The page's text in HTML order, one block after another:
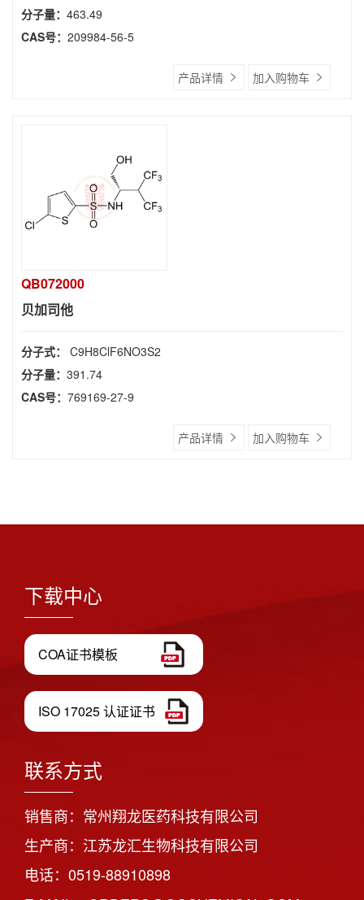
分子量： 463.49
CAS号： 209984-56-5
产品详情 加入购物车
QB072000
贝加司他
分子式： C9H8ClF6NO3S2
分子量： 391.74
CAS号： 769169-27-9
产品详情 加入购物车
下载中心
COA证书模板
ISO 17025 认证证书
联系方式
销售商：常州翔龙医药科技有限公司
生产商：江苏龙汇生物科技有限公司
电话：0519-88910898